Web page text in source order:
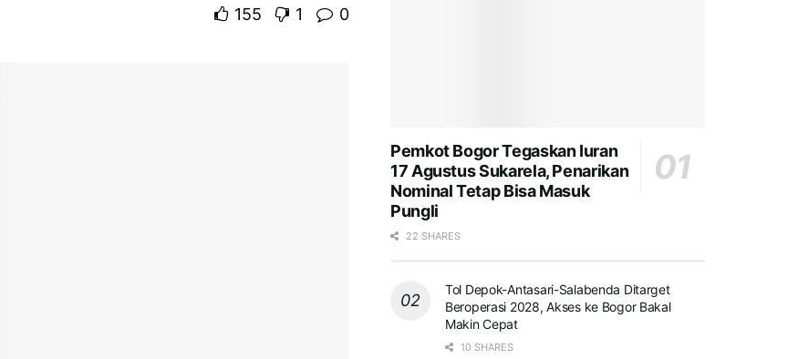
155 1 0
Pemkot Bogor Tegaskan Iuran
17 Agustus Sukarela, Penarikan
Nominal Tetap Bisa Masuk
Pungli
22 SHARES
Tol Depok-Antasari-Salabenda Ditarget
Beroperasi 2028, Akses ke Bogor Bakal
Makin Cepat
10 SHARES